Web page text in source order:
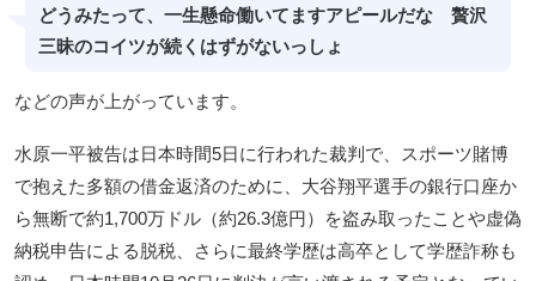
どうみたって、一生懸命働いてますアピールだな 贅沢
三昧のコイツが続くはずがないっしょ
などの声が上がっています。
水原一平被告は日本時間5日に行われた裁判で、スポーツ賭博
で抱えた多額の借金返済のために、大谷翔平選手の銀行口座か
ら無断で約1,700万ドル（約26.3億円）を盗み取ったことや虚偽
納税申告による脱税、さらに最終学歴は高卒として学歴詐称も